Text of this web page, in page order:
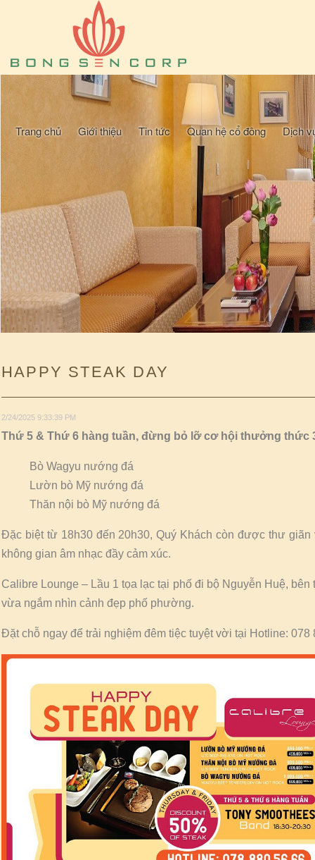
Trang chủ Giới thiệu Tin tức Quan hệ cổ đông Dịch
HAPPY STEAK DAY
2/24/2025 9:33:39 PM
Thứ 5 & Thứ 6 hàng tuần, đừng bỏ lỡ cơ hội thưởng thức
Bò Wagyu nướng đá
Lườn bò Mỹ nướng đá
Thăn nội bò Mỹ nướng đá
Đặc biệt từ 18h30 đến 20h30, Quý Khách còn được thư
không gian âm nhạc đầy cảm xúc.
Calibre Lounge – Lầu 1 tọa lạc tại phố đi bộ Nguyễn Huệ,
vừa ngắm nhìn cảnh đẹp phố phường.
Đặt chỗ ngay để trải nghiệm đêm tiệc tuyệt vời tại Hotline: 078